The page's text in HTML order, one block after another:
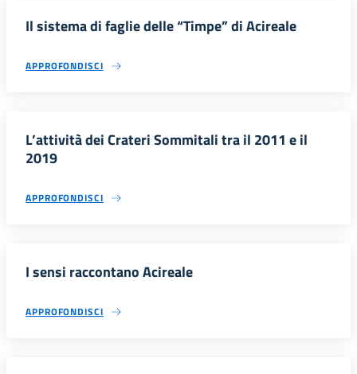
Il sistema di faglie delle “Timpe” di Acireale
APPROFONDISCI
L’attività dei Crateri Sommitali tra il 2011 e il
2019
APPROFONDISCI
I sensi raccontano Acireale
APPROFONDISCI